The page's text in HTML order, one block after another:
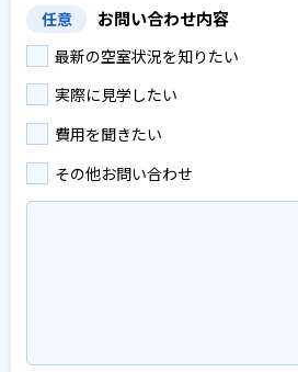
任意 お問い合わせ内容
最新の空室状況を知りたい
実際に見学したい
費用を聞きたい
その他お問い合わせ